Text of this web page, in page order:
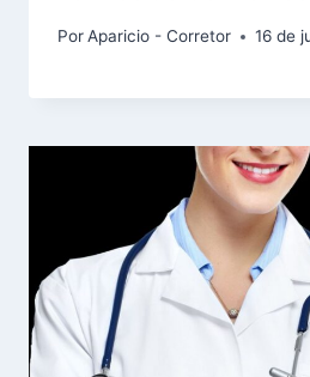
PorAparicio - Corretor 16 de